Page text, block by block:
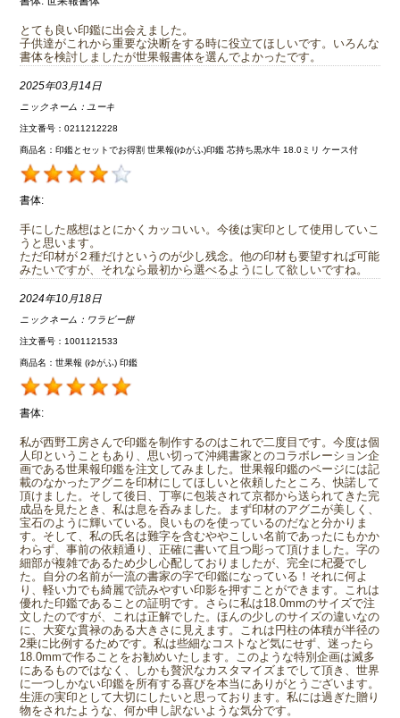
とても良い印鑑に出会えました。
子供達がこれから重要な決断をする時に役立てほしいです。いろんな
書体を検討しましたが世果報書体を選んでよかったです。
2025年03月14日
ニックネーム： ユーキ
注文番号：0211212228
商品名：印鑑とセットでお得割 世果報(ゆがふ)印鑑 芯持ち黒水牛 18.0ミリ ケース付
書体:
手にした感想はとにかくカッコいい。今後は実印として使用していこ
うと思います。
ただ印材が２種だけというのが少し残念。他の印材も要望すれば可能
みたいですが、それなら最初から選べるようにして欲しいですね。
2024年10月18日
ニックネーム： ワラビー餅
注文番号：1001121533
商品名：世果報 (ゆがふ) 印鑑
書体:
私が西野工房さんで印鑑を制作するのはこれで二度目です。今度は個
人印ということもあり、思い切って沖縄書家とのコラボレーション企
画である世果報印鑑を注文してみました。世果報印鑑のページには記
載のなかったアグニを印材にしてほしいと依頼したところ、快諾して
頂けました。そして後日、丁寧に包装されて京都から送られてきた完
成品を見たとき、私は息を呑みました。まず印材のアグニが美しく、
宝石のように輝いている。良いものを使っているのだなと分かりま
す。そして、私の氏名は難字を含むややこしい名前であったにもかか
わらず、事前の依頼通り、正確に書いて且つ彫って頂けました。字の
細部が複雑であるため少し心配しておりましたが、完全に杞憂でし
た。自分の名前が一流の書家の字で印鑑になっている！それに何よ
り、軽い力でも綺麗で読みやすい印影を押すことができます。これは
優れた印鑑であることの証明です。さらに私は18.0mmのサイズで注
文したのですが、これは正解でした。ほんの少しのサイズの違いなの
に、大変な貫禄のある大きさに見えます。これは円柱の体積が半径の
2乗に比例するためです。私は些細なコストなど気にせず、迷ったら
18.0mmで作ることをお勧めいたします。このような特別企画は滅多
にあるものではなく、しかも贅沢なカスタマイズまでして頂き、世界
に一つしかない印鑑を所有する喜びを本当にありがとうございます。
生涯の実印として大切にしたいと思っております。私には過ぎた贈り
物をされたような、何か申し訳ないような気分です。